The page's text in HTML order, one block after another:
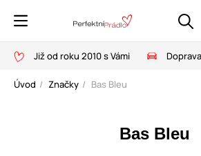
Již od roku 2010 s Vámi
Úvod Značky Bas Bleu
Bas Bleu